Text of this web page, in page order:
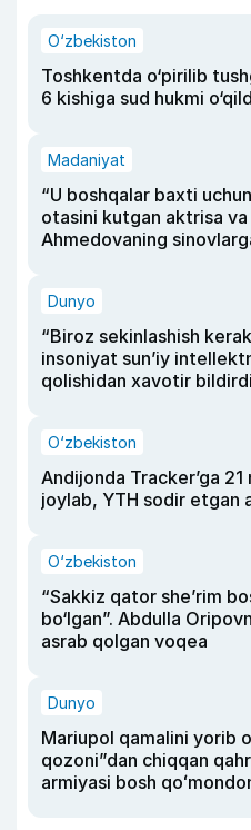
O‘zbekiston
Toshkentda o‘pirilib
6 kishiga sud hukmi
Madaniyat
“U boshqalar baxti
otasini kutgan aktrisa
Ahmedovaning
Dunyo
“Biroz sekinlashish
insoniyat sun’iy
qolishidan xavotir bildirdi
O‘zbekiston
Andijonda Tracker’ga
joylab, YTH sodir etgan
O‘zbekiston
“Sakkiz qator she’rim
bo‘lgan”. Abdulla
asrab qolgan voqea
Dunyo
Mariupol qamalini yorib
qozoni”dan chiqqan
armiyasi bosh